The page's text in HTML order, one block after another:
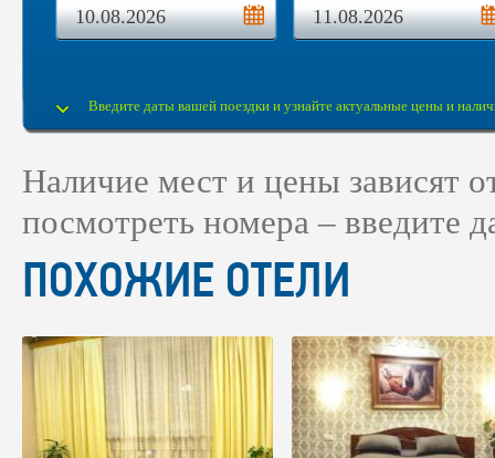
Введите даты вашей поездки и узнайте актуальные цены и
Наличие мест и цены зависят
посмотреть номера – введите
ПОХОЖИЕ ОТЕЛИ